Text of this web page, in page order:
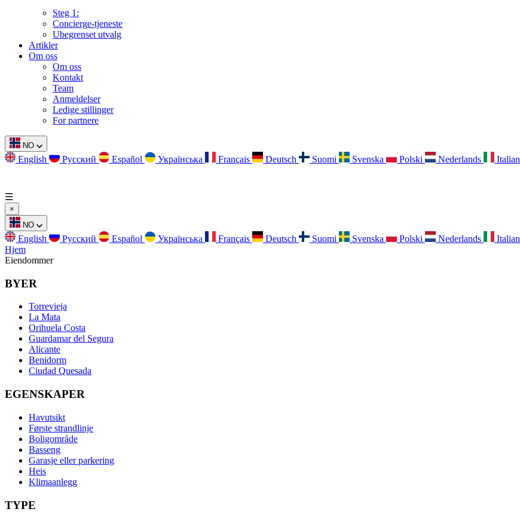
Steg 1:
Concierge-tjeneste
Ubegrenset utvalg
Artikler
Om oss
Om oss
Kontakt
Team
Anmeldelser
Ledige stillinger
For partnere
NO
English Русский Español Українська Français Deutsch Suomi Svenska Polski Nederlands
☰
×
NO
English Русский Español Українська Français Deutsch Suomi Svenska Polski Nederlands
Hjem
Eiendommer
BYER
Torrevieja
La Mata
Orihuela Costa
Guardamar del Segura
Alicante
Benidorm
Ciudad Quesada
EGENSKAPER
Havutsikt
Første strandlinje
Boligområde
Basseng
Garasje eller parkering
Heis
Klimaanlegg
TYPE